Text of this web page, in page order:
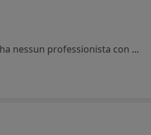
Questo centro non ha nessun professionista con date disponibili